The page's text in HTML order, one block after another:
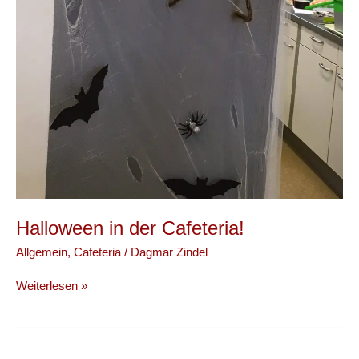
Halloween in der Cafeteria!
Allgemein, Cafeteria / Dagmar Zindel
Halloween
Weiterlesen »